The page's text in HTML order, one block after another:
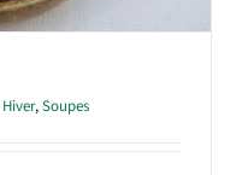
Hiver,Soupes